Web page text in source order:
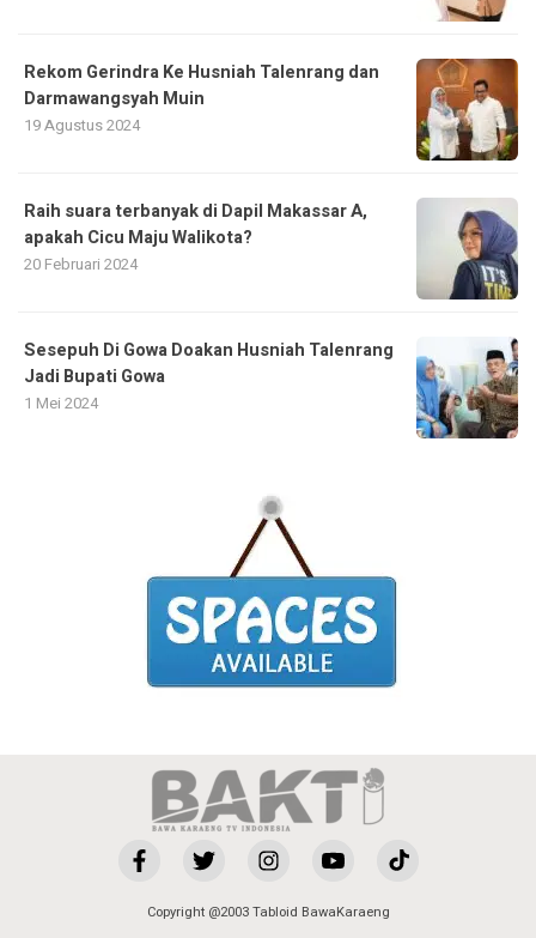
Rekom Gerindra Ke Husniah Talenrang dan
Darmawangsyah Muin
19 Agustus 2024
Raih suara terbanyak di Dapil Makassar A,
apakah Cicu Maju Walikota?
20 Februari 2024
Sesepuh Di Gowa Doakan Husniah Talenrang
Jadi Bupati Gowa
1 Mei 2024
Copyright @2003 Tabloid BawaKaraeng